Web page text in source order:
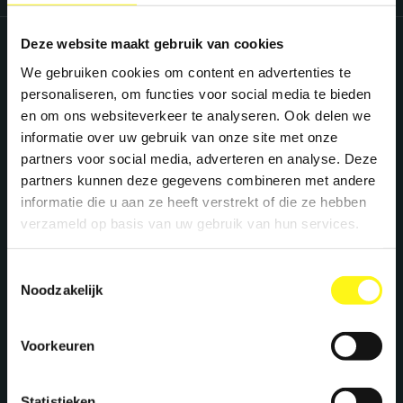
Deze website maakt gebruik van cookies
We gebruiken cookies om content en advertenties te
personaliseren, om functies voor social media te bieden
en om ons websiteverkeer te analyseren. Ook delen we
informatie over uw gebruik van onze site met onze
partners voor social media, adverteren en analyse. Deze
partners kunnen deze gegevens combineren met andere
informatie die u aan ze heeft verstrekt of die ze hebben
verzameld op basis van uw gebruik van hun services.
Noodzakelijk
Voorkeuren
Let's work together
We create maximum energy for brands. Ready